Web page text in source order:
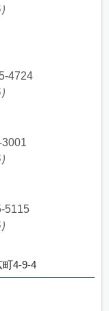
4724
5115
4-9-4